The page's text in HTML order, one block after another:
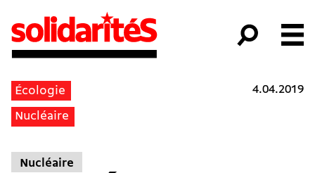
Écologie
Nucléaire
4.04.2019
Nucléaire